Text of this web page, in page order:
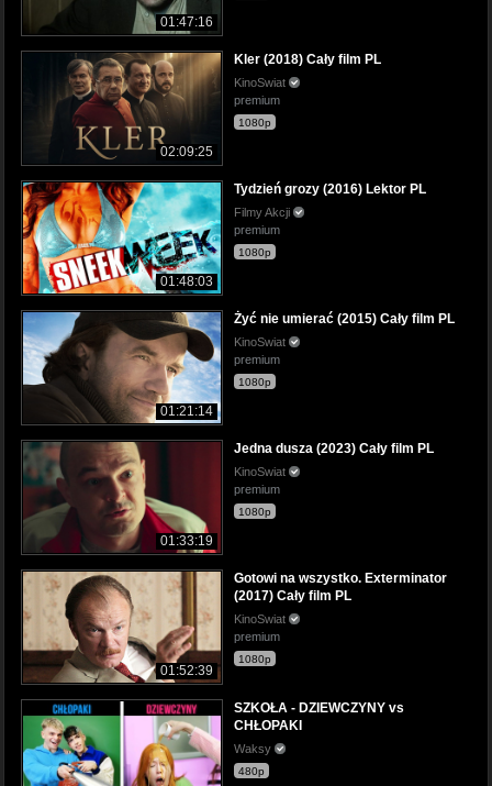
01:47:16
02:09:25
Kler (2018) Cały film PL
KinoSwiat
premium
1080p
01:48:03
Tydzień grozy (2016) Lektor PL
Filmy Akcji
premium
1080p
01:21:14
Żyć nie umierać (2015) Cały film PL
KinoSwiat
premium
1080p
01:33:19
Jedna dusza (2023) Cały film PL
KinoSwiat
premium
1080p
01:52:39
Gotowi na wszystko. Exterminator
(2017) Cały film PL
KinoSwiat
premium
1080p
SZKOŁA - DZIEWCZYNY vs
CHŁOPAKI
Waksy
480p